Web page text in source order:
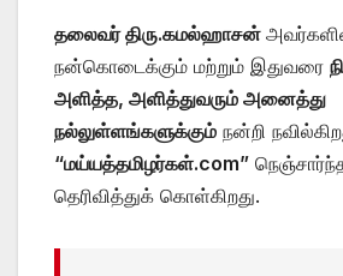
தலைவர் திரு.கமல்ஹாசன்
நன்கொடைக்கும் மற்றும் இதுவரை
அளித்த, அளித்துவரும் அனைத்து
நல்லுள்ளங்களுக்கும் நன்றி
“மய்யத்தமிழர்கள்.com”
தெரிவித்துக் கொள்கிறது.